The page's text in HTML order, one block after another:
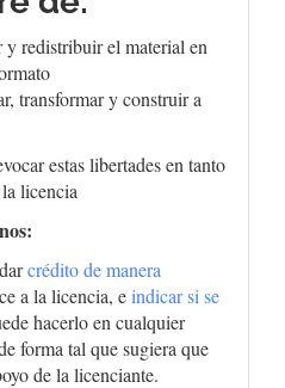
y redistribuir el material en
transformar y construir a
estas libertades en tanto
licencia
crédito de manera
a la licencia, eindicar si se
hacerlo en cualquier
forma tal que sugiera que
de la licenciante.